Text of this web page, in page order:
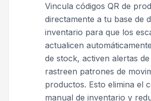
Vincula códigos QR de
directamente a tu base de
inventario para que los
actualicen
de stock, activen alertas
rastreen patrones de
productos. Esto elimina el
manual de inventario y